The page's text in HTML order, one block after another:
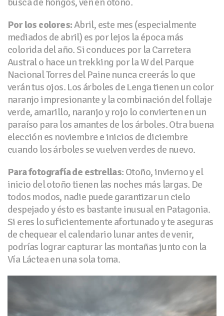
Por los colores:Abril, este mes (especialmente
mediados de abril) es por lejos la época más
colorida del año. Si conduces por la Carretera
Austral o hace un trekking por la W del Parque
Nacional Torres del Paine nunca creerás lo que
verán tus ojos. Los árboles de Lenga tienen un color
naranjo impresionante y la combinación del follaje
verde, amarillo, naranjo y rojo lo convierten en un
paraíso para los amantes de los árboles. Otra buena
elección es noviembre e inicios de diciembre
cuando los árboles se vuelven verdes de nuevo.
Para fotografía de estrellas: Otoño, invierno y el
inicio del otoño tienen las noches más largas. De
todos modos, nadie puede garantizar un cielo
despejado y ésto es bastante inusual en Patagonia.
Si eres lo suficientemente afortunado y te aseguras
de chequear el calendario lunar antes de venir,
podrías lograr capturar las montañas junto con la
Vía Láctea en una sola toma.